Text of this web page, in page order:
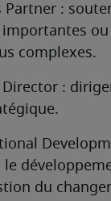
Partner :
ou
complexes.
Director :
du